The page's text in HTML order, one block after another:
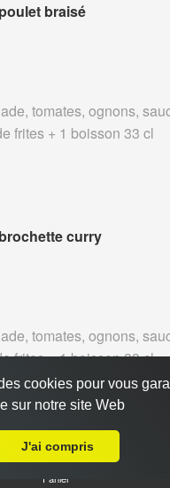
braisé
tomates, ognons,
frites + 1 boisson 33 cl
curry
tomates, ognons,
frites + 1 boisson 33 cl
Panier
cookies pour vous
sur notre site Web
J'ai compris